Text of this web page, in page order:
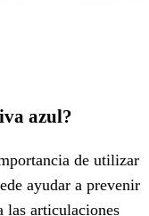
azul?
de utilizar
ayudar a prevenir
las articulaciones